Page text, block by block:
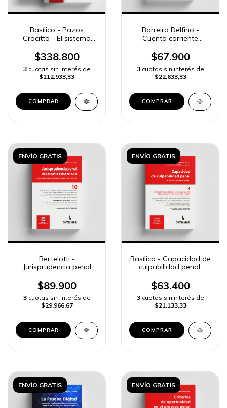
Basílico - Pazos
Crocitto - El sistema
proceso penal federal
$338.800
3 cuotas sin interés de
$112.933,33
COMPRAR
Barreira Delfino -
Cuenta corriente
$67.900
3 cuotas sin interés de
$22.633,33
COMPRAR
ENVÍO GRATIS
Bertelotti -
Jurisprudencia penal
$89.900
3 cuotas sin interés de
$29.966,67
COMPRAR
ENVÍO GRATIS
Basílico - Capacidad de
culpabilidad penal,
$63.400
3 cuotas sin interés de
$21.133,33
COMPRAR
ENVÍO GRATIS ENVÍO GRATIS